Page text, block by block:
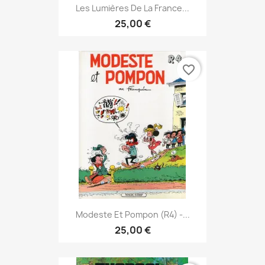
Les Lumières De La France...
25,00 €
Modeste Et Pompon (R4) -...
25,00 €
favorite_border